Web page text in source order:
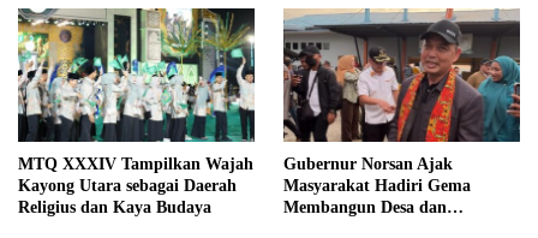
MTQ XXXIV Tampilkan Wajah
Kayong Utara sebagai Daerah
Religius dan Kaya Budaya
Gubernur Norsan Ajak
Masyarakat Hadiri Gema
Membangun Desa dan